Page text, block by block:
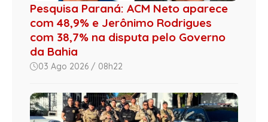
Pesquisa Paraná: ACM Neto aparece
com 48,9% e Jerônimo Rodrigues
com 38,7% na disputa pelo Governo
da Bahia
03 Ago 2026 / 08h22